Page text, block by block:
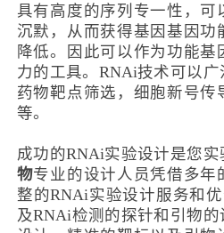
具有高度的序列专一性，可
沉默，从而获得基因基因功
降低。因此可以作为功能基
力的工具。RNAi技术可以广
药物靶点筛选，细胞新号传
等。
成功的RNAi实验设计是您
物专业的设计人员凭借多年
整的RNAi实验设计服务和
及RNAi检测的探针和引物